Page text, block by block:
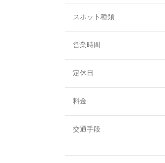
スポット種類
営業時間
定休日
料金
交通手段